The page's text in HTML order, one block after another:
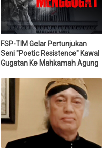
FSP-TIM Gelar Pertunjukan
Seni "Poetic Resistence" Kawal
Gugatan Ke Mahkamah Agung